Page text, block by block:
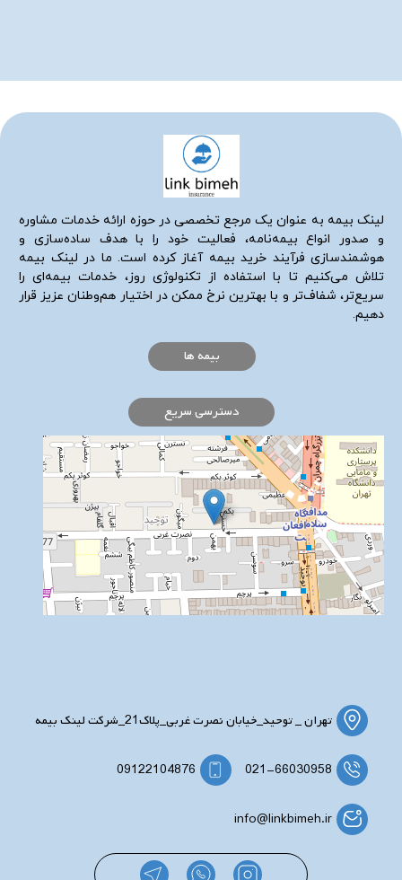
لینک بیمه به عنوان یک مرجع تخصصی در حوزه ارائه خدمات مشاوره
و صدور انواع بیمه‌نامه، فعالیت خود را با هدف ساده‌سازی و
هوشمندسازی فرآیند خرید بیمه آغاز کرده است. ما در لینک بیمه
تلاش می‌کنیم تا با استفاده از تکنولوژی روز، خدمات بیمه‌ای را
سریع‌تر، شفاف‌تر و با بهترین نرخ ممکن در اختیار هم‌وطنان عزیز قرار
دهیم.
بیمه ها
دسترسی سریع
تهران _ توحید_خیابان نصرت غربی_پلاک21_شرکت لینک بیمه
021-66030958
09122104876
info@linkbimeh.ir